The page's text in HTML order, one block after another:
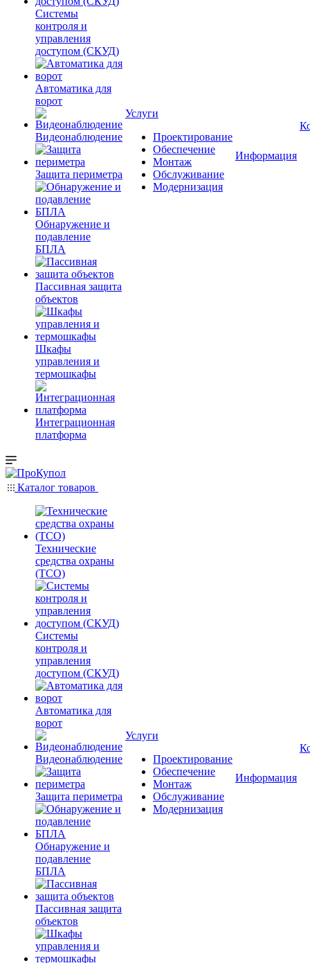
Системы
контроля и
управления
доступом (СКУД)
Автоматика для
ворот
Видеонаблюдение
Защита периметра
Обнаружение и
подавление
БПЛА
Пассивная защита
объектов
Шкафы
управления и
термошкафы
Интеграционная
платформа
Услуги
Проектирование
Обеспечение
Монтаж
Обслуживание
Модернизация
Информация
Каталог товаров
Технические
средства охраны
(ТСО)
Системы
контроля и
управления
доступом (СКУД)
Автоматика для
ворот
Видеонаблюдение
Защита периметра
Обнаружение и
подавление
БПЛА
Пассивная защита
объектов
Услуги
Проектирование
Обеспечение
Монтаж
Обслуживание
Модернизация
Информация